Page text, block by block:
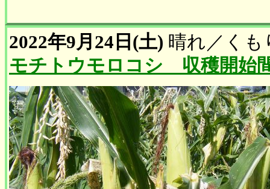
2022年9月24日(土) 晴れ ／ くも
モチトウモロコシ 収穫開始